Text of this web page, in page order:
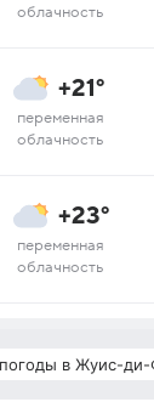
облачность
+21°
переменная
облачность
+23°
переменная
облачность
в Жуис-